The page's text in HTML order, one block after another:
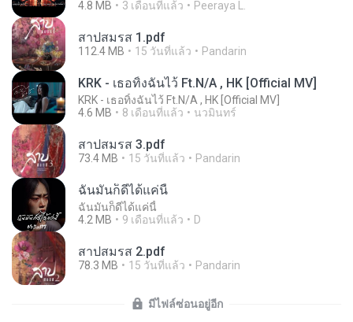
4.8 MB
3 เดือนที่แล้ว Peeraya L.
สาปสมรส 1.pdf
112.4 MB 15 วันที่แล้ว Pandarin
KRK - เธอทิ้งฉันไว้ Ft.N/A , HK [Official MV]
KRK - เธอทิ้งฉันไว้ Ft.N/A , HK [Official MV]
4.6 MB
8 เดือนที่แล้ว นวมินทร์
สาปสมรส 3.pdf
73.4 MB 15 วันที่แล้ว Pandarin
ฉันมันก็ดีได้แค่นี้
ฉันมันก็ดีได้แค่นี้
4.2 MB
9 เดือนที่แล้ว D
สาปสมรส 2.pdf
78.3 MB 15 วันที่แล้ว Pandarin
มีไฟล์ซ่อนอยู่อีก